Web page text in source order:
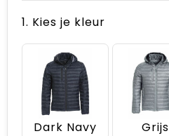
1. Kies je kleur
Dark Navy Grijs